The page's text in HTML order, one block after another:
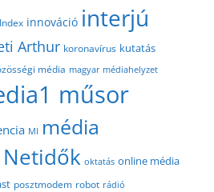
Index innováció interjú
Arthur koronavírus kutatás
média magyar médiahelyzet
műsor
MI média
Netidők oktatás online média
posztmodem robot rádió